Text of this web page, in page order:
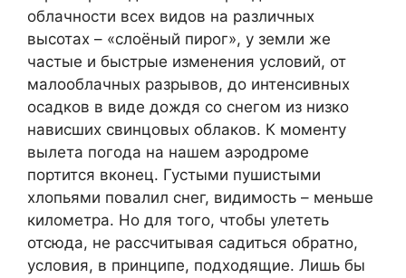
облачности всех видов на различных
высотах – «слоёный пирог», у земли же
частые и быстрые изменения условий, от
малооблачных разрывов, до интенсивных
осадков в виде дождя со снегом из низко
нависших свинцовых облаков. К моменту
вылета погода на нашем аэродроме
портится вконец. Густыми пушистыми
хлопьями повалил снег, видимость – меньше
километра. Но для того, чтобы улететь
отсюда, не рассчитывая садиться обратно,
условия, в принципе, подходящие. Лишь бы